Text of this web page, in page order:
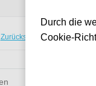
Zurücksetzen
0
Durch die
Cookie-